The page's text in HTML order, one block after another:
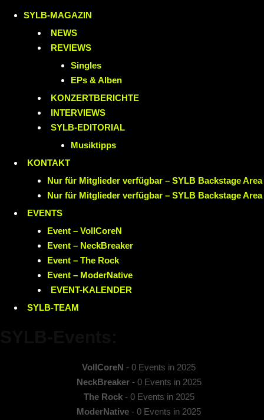
SYLB-MAGAZIN
NEWS
REVIEWS
Singles
EPs & Alben
KONZERTBERICHTE
INTERVIEWS
SYLB-EDITORIAL
Musiktipps
KONTAKT
Nur für Mitglieder verfügbar – SYLB Backstage Area
Nur für Mitglieder verfügbar – SYLB Backstage Area
EVENTS
Event – VollCoreN
Event – NeckBreaker
Event – The Rock
Event – ModerNative
EVENT-KALENDER
SYLB-TEAM
VollCoreN - 0 Events in 2025
NeckBreaker- 0 Events in 2025
The Rock- 0 Events in 2025
ModerNative - 0 Events in 2025